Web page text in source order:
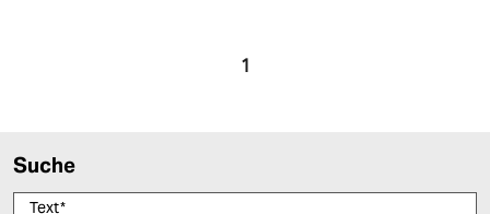
1
Suche
Text*